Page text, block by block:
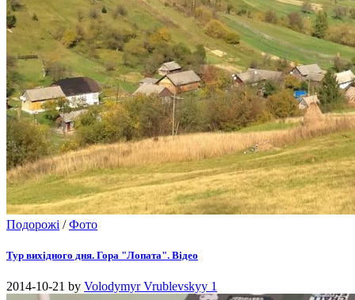
Подорожі /Фото
Тур вихідного дня. Гора "Лопата". Відео
2014-10-21 by Volodymyr Vrublevskyy 1